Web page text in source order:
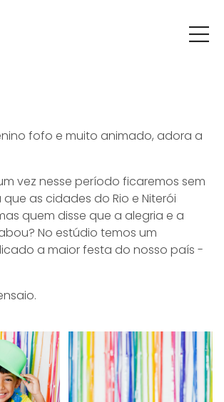
fofo e muito animado, adora a
vez nesse período ficaremos sem
as cidades do Rio e Niterói
quem disse que a alegria e a
No estúdio temos um
a maior festa do nosso país -